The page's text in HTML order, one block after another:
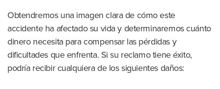
Obtendremos una imagen clara de cómo este
accidente ha afectado su vida y determinaremos cuánto
dinero necesita para compensar las pérdidas y
dificultades que enfrenta. Si su reclamo tiene éxito,
podría recibir cualquiera de los siguientes daños: